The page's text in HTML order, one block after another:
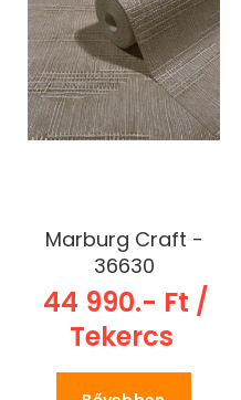
Marburg Craft -
36630
44 990.- Ft /
Tekercs